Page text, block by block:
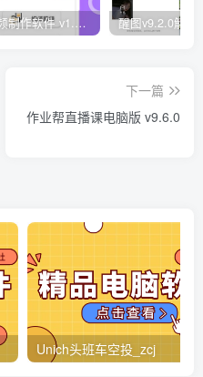
快视频制作软件 v1.1.1安卓版
下一篇
作业帮直播课电脑版 v9.6.0
Unich头班车空投_zcj